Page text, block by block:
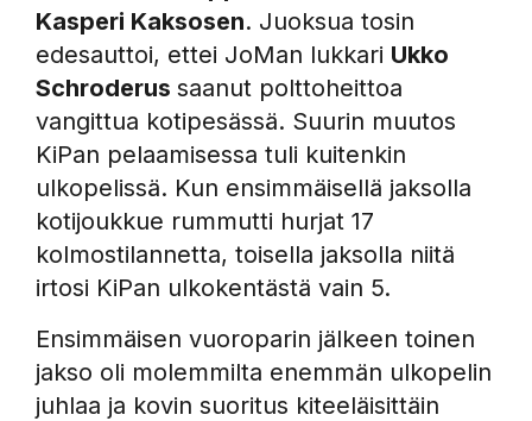
Kasperi Kaksosen. Juoksua tosin
edesauttoi, ettei JoMan lukkari Ukko
Schroderus saanut polttoheittoa
vangittua kotipesässä. Suurin muutos
KiPan pelaamisessa tuli kuitenkin
ulkopelissä. Kun ensimmäisellä jaksolla
kotijoukkue rummutti hurjat 17
kolmostilannetta, toisella jaksolla niitä
irtosi KiPan ulkokentästä vain 5.
Ensimmäisen vuoroparin jälkeen toinen
jakso oli molemmilta enemmän ulkopelin
juhlaa ja kovin suoritus kiteeläisittäin